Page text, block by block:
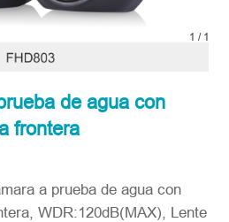
1 / 1
de agua con
frontera
a prueba de agua con
WDR:120dB(MAX), Lente